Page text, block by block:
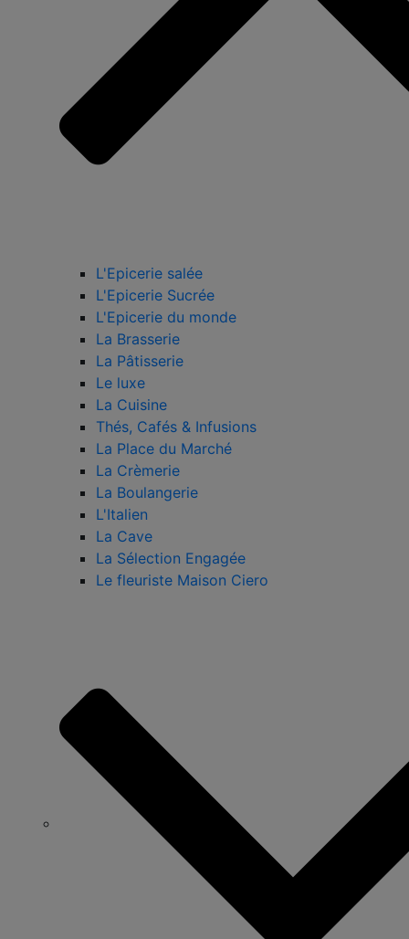
L'Epicerie salée
L'Epicerie Sucrée
L'Epicerie du monde
La Brasserie
La Pâtisserie
Le luxe
La Cuisine
Thés, Cafés & Infusions
La Place du Marché
La Crèmerie
La Boulangerie
L'Italien
La Cave
La Sélection Engagée
Le fleuriste Maison Ciero